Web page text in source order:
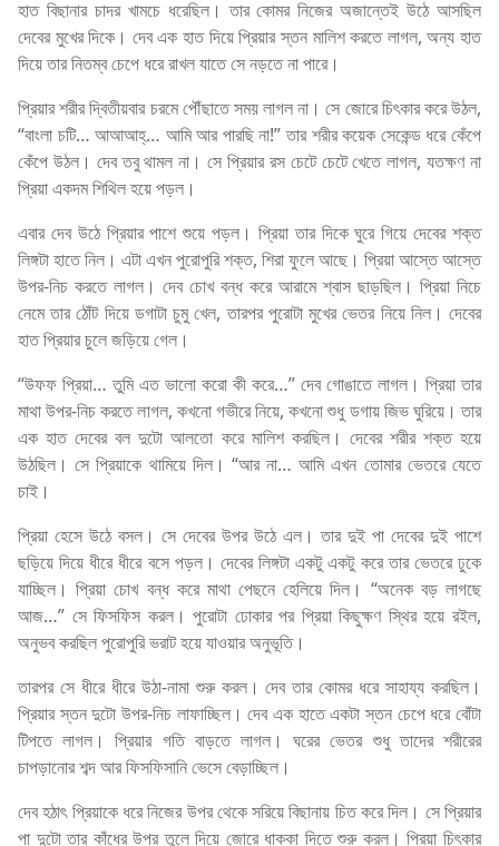
হাত বিছানার চাদর খামচে ধরেছিল। তার কোমর নিজের অজান্তেই উঠে আসছিল
দেবের মুখের দিকে। দেব এক হাত দিয়ে প্রিয়ার স্তন মালিশ করতে লাগল, অন্য হাত
দিয়ে তার নিতম্ব চেপে ধরে রাখল যাতে সে নড়তে না পারে।
প্রিয়ার শরীর দ্বিতীয়বার চরমে পৌঁছাতে সময় লাগল না। সে জোরে চিৎকার করে উঠল,
“বাংলা চটি… আআআহ্… আমি আর পারছি না!” তার শরীর কয়েক সেকেন্ড ধরে কেঁপে
কেঁপে উঠল। দেব তবু থামল না। সে প্রিয়ার রস চেটে চেটে খেতে লাগল, যতক্ষণ না
প্রিয়া একদম শিথিল হয়ে পড়ল।
এবার দেব উঠে প্রিয়ার পাশে শুয়ে পড়ল। প্রিয়া তার দিকে ঘুরে গিয়ে দেবের শক্ত
লিঙ্গটা হাতে নিল। এটা এখন পুরোপুরি শক্ত, শিরা ফুলে আছে। প্রিয়া আস্তে আস্তে
উপর-নিচ করতে লাগল। দেব চোখ বন্ধ করে আরামে শ্বাস ছাড়ছিল। প্রিয়া নিচে
নেমে তার ঠোঁট দিয়ে ডগাটা চুমু খেল, তারপর পুরোটা মুখের ভেতর নিয়ে নিল। দেবের
হাত প্রিয়ার চুলে জড়িয়ে গেল।
“উফফ প্রিয়া… তুমি এত ভালো করো কী করে…” দেব গোঙাতে লাগল। প্রিয়া তার
মাথা উপর-নিচ করতে লাগল, কখনো গভীরে নিয়ে, কখনো শুধু ডগায় জিভ ঘুরিয়ে। তার
এক হাত দেবের বল দুটো আলতো করে মালিশ করছিল। দেবের শরীর শক্ত হয়ে
উঠছিল। সে প্রিয়াকে থামিয়ে দিল। “আর না… আমি এখন তোমার ভেতরে যেতে
চাই।
প্রিয়া হেসে উঠে বসল। সে দেবের উপর উঠে এল। তার দুই পা দেবের দুই পাশে
ছড়িয়ে দিয়ে ধীরে ধীরে বসে পড়ল। দেবের লিঙ্গটা একটু একটু করে তার ভেতরে ঢুকে
যাচ্ছিল। প্রিয়া চোখ বন্ধ করে মাথা পেছনে হেলিয়ে দিল। “অনেক বড় লাগছে
আজ…” সে ফিসফিস করল। পুরোটা ঢোকার পর প্রিয়া কিছুক্ষণ স্থির হয়ে রইল,
অনুভব করছিল পুরোপুরি ভরাট হয়ে যাওয়ার অনুভূতি।
তারপর সে ধীরে ধীরে উঠা-নামা শুরু করল। দেব তার কোমর ধরে সাহায্য করছিল।
প্রিয়ার স্তন দুটো উপর-নিচ লাফাচ্ছিল। দেব এক হাতে একটা স্তন চেপে ধরে বোঁটা
টিপতে লাগল। প্রিয়ার গতি বাড়তে লাগল। ঘরের ভেতর শুধু তাদের শরীরের
চাপড়ানোর শব্দ আর ফিসফিসানি ভেসে বেড়াচ্ছিল।
দেব হঠাৎ প্রিয়াকে ধরে নিজের উপর থেকে সরিয়ে বিছানায় চিত করে দিল। সে প্রিয়ার
পা দুটো তার কাঁধের উপর তুলে দিয়ে জোরে ধাক্কা দিতে শুরু করল। প্রিয়া চিৎকার